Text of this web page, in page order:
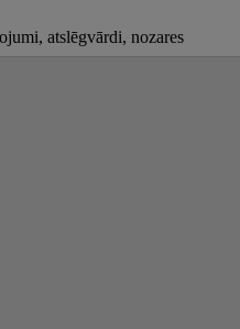
atslēgvārdi, nozares